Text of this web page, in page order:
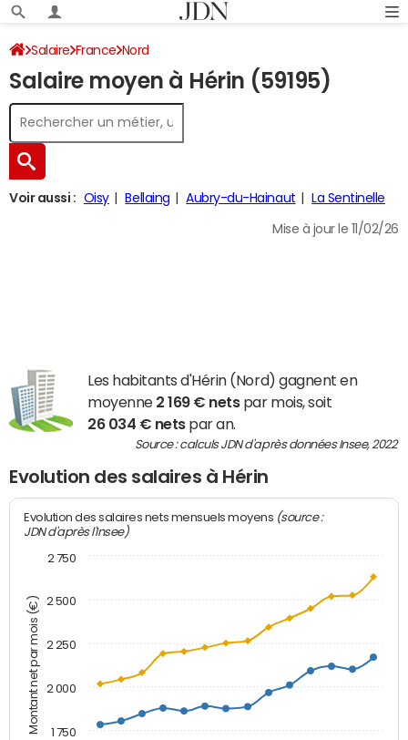
Salaire France Nord
Salaire moyen à Hérin (59195)
Voir aussi : Oisy Bellaing Aubry-du-Hainaut La Sentinelle
Mise à jour le 11/02/26
Les habitants d'Hérin (Nord) gagnent en
moyenne 2 169 € netspar mois, soit
26 034 € netspar an.
Source : calculs JDN d'après données Insee, 2022
Evolution des salaires à Hérin
Montant net par mois (€)
Evolution des salaires nets mensuels moyens (source :
JDN d'après l'Insee)
1 750
2 000
2 250
2 500
2 750